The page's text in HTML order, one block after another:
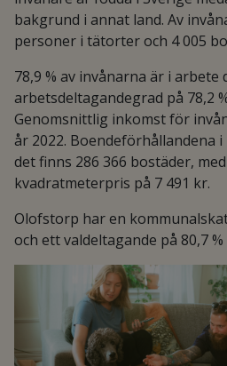
bakgrund i annat land. Av
personer i tätorter och 4 005
78,9 % av invånarna är i
arbetsdeltagandegrad på 78,2
Genomsnittlig inkomst för
år 2022. Boendeförhållandena
det finns 286 366 bostäder,
kvadratmeterpris på 7 491 kr.
Olofstorp har en
och ett valdeltagande på 80,7